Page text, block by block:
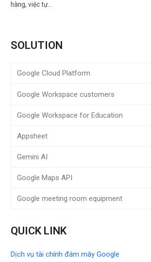
hàng, việc tự…
SOLUTION
Google Cloud Platform
Google Workspace customers
Google Workspace for Education
Appsheet
Gemini AI
Google Maps API
Google meeting room equipment
QUICK LINK
Dịch vụ tài chính đám mây Google